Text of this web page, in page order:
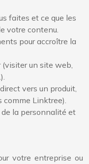
faites et ce que les
votre contenu.
pour accroître la
(visiter un site web,
vers un produit,
comme Linktree).
de la personnalité et
votre entreprise ou